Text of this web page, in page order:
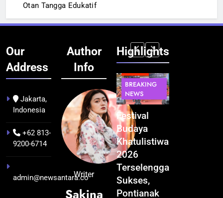
Otan Tangga Edukatif
Our
Address
Jakarta,
Indonesia
+62 813-
9200-6714
admin@newsantara.co
Author
Info
Writer
Sakina
Highlights
BERITA
NEWS
Kualitas
Pramuwisata
Dukung
Peningkatan
Pariwisata
INFRASTRUKTUR
TEKNOLOGI
Indonesia
Resmi
Bangun AI
Factory
se-Asia
Tenggara,
BREAKING
NEWS
Festival
Budaya
Khatulistiwa
2026
Terselenggara
Sukses,
Pontianak